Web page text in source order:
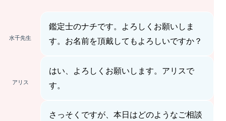
水千先生
鑑定士のナチです。よろしくお願いしま
す。お名前を頂戴してもよろしいですか？
アリス
はい、よろしくお願いします。アリスで
す。
さっそくですが、本日はどのようなご相談